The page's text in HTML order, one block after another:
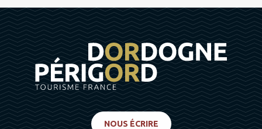
NOUS ÉCRIRE